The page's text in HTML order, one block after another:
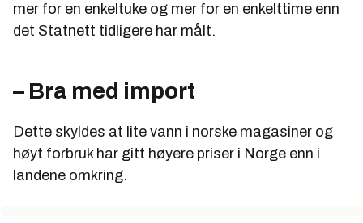
mer for en enkeltuke og mer for en enkelttime enn
det Statnett tidligere har målt.
– Bra med import
Dette skyldes at lite vann i norske magasiner og
høyt forbruk har gitt høyere priser i Norge enn i
landene omkring.